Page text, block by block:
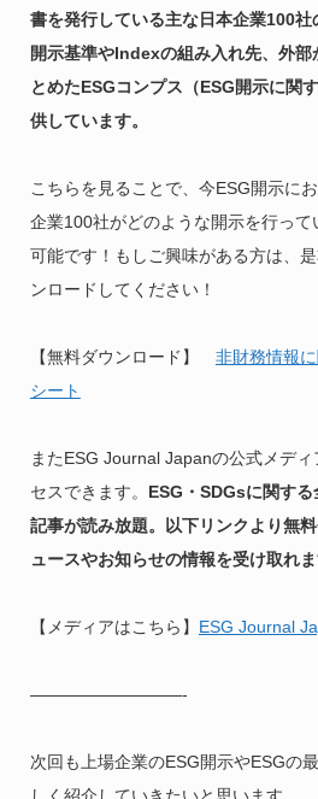
書を発行している主な日本企業100社
開示基準やIndexの組み入れ先、外部
とめたESGコンプス（ESG開示に関
供しています。
こちらを見ることで、今ESG開示に
企業100社がどのような開示を行っ
可能です！もしご興味がある方は、
ンロードしてください！
【無料ダウンロード】 非財務情報
シート
またESG Journal Japanの公式メデ
セスできます。 ESG・SDGsに関す
記事が読み放題。以下リンクより無
ュースやお知らせの情報を受け取れま
【メディアはこちら】 ESG Journal
—————————-
次回も上場企業のESG開示やESGの